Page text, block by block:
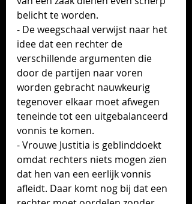
belicht te worden.
- De weegschaal verwijst naar het
idee dat een rechter de
verschillende argumenten die
door de partijen naar voren
worden gebracht nauwkeurig
tegenover elkaar moet afwegen
teneinde tot een uitgebalanceerd
vonnis te komen.
- Vrouwe Justitia is geblinddoekt
omdat rechters niets mogen zien
dat hen van een eerlijk vonnis
afleidt. Daar komt nog bij dat een